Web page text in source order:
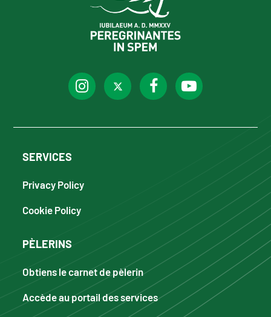
SERVICES
Privacy Policy
Cookie Policy
PÈLERINS
Obtiens le carnet de pèlerin
Accède au portail des services